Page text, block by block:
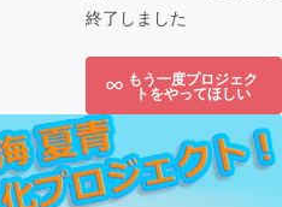
終了しました
もう一度プロジェク
トをやってほしい